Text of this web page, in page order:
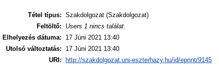
Tétel típus: Szakdolgozat (Szakdolgozat)
Feltöltő:
Users 1 nincs találat.
Elhelyezés dátuma:
17 Júni 2021 13:40
Utolsó változtatás:
17 Júni 2021 13:40
URI:
http://szakdolgozat.uni-eszterhazy.hu/id/eprint/9145